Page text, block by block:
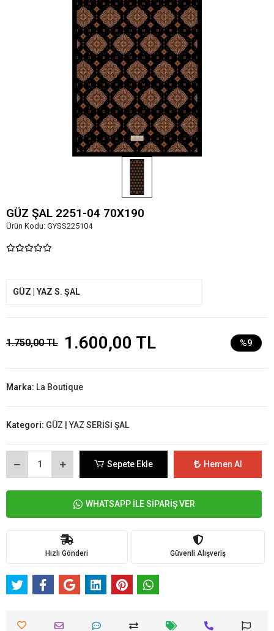
GÜZ ŞAL 2251-04 70X190
Ürün Kodu: GYSS225104
GÜZ | YAZ S. ŞAL
1.750,00 TL 1.600,00 TL %9
Marka: La Boutique
Kategori: GÜZ | YAZ SERİSİ ŞAL
Sepete Ekle Hemen Al
WHATSAPP İLE SİPARİŞ VER
Hızlı Gönderi Güvenli Alışveriş